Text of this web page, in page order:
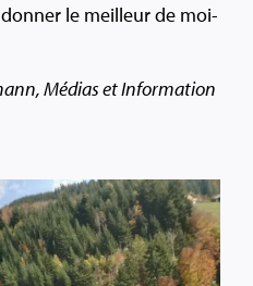
le meilleur de moi-
Médias et Information